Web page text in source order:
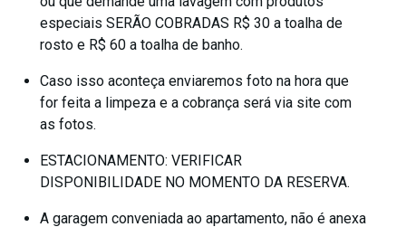
especiais SERÃO COBRADAS R$ 30 a toalha de
rosto e R$ 60 a toalha de banho.
Caso isso aconteça enviaremos foto na hora que
for feita a limpeza e a cobrança será via site com
as fotos.
ESTACIONAMENTO: VERIFICAR
DISPONIBILIDADE NO MOMENTO DA RESERVA.
A garagem conveniada ao apartamento, não é anexa